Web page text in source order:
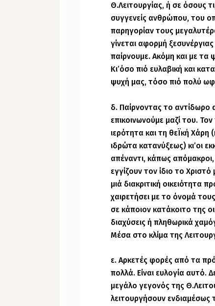
Θ.Λειτουργίας, ή σε όσους
συγγενείς ανθρώπου, του
παρηγορίαν τους
γίνεται αφορμή
παίρνουμε. Ακόμη και με τα
Κι’όσο πιό ευλαβική και
ψυχή μας, τόσο πιό πολύ
δ. Παίρνοντας το αντίδωρο
επικοινωνούμε μαζί του.
ιερότητα και τη θεΪκή
ιδρώτα κατανύξεως) κι’οι
απέναντι, κάπως
εγγίζουν τον ίδιο το Χριστό
μιά διακριτική οικειότητα
χαιρετήσει με το όνομά
σε κάποιον κατάκοιτο της
διαχύσεις ή πληθωρικά
Μέσα στο κλίμα της
ε. Αρκετές φορές από τα
πολλά. Είναι ευλογία αυτό.
μεγάλο γεγονός της
λειτουργήσουν ενδιαμέσως